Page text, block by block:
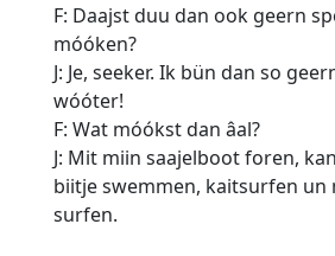
F: Daajst duu dan ook geern
móóken?
J: Je, seeker. Ik bün dan so
wóóter!
F: Wat móókst dan âal?
J: Mit miin saajelboot foren,
biitje swemmen, kaitsurfen un
surfen.